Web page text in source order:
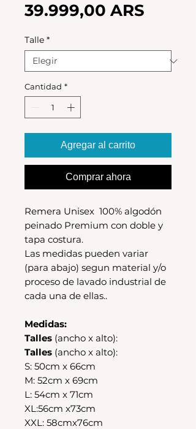
39.999,00 ARS
Talle *
Cantidad *
Agregar al carrito
Comprar ahora
Remera Unisex 100% algodón
peinado Premium con doble y
tapa costura.
Las medidas pueden variar
(para abajo) segun material y/o
proceso de lavado industrial de
cada una de ellas..
Medidas:
Talles (ancho x alto):
Talles (ancho x alto):
S: 50cm x 66cm
M: 52cm x 69cm
L: 54cm x 71cm
XL:56cm x73cm
XXL: 58cmx76cm